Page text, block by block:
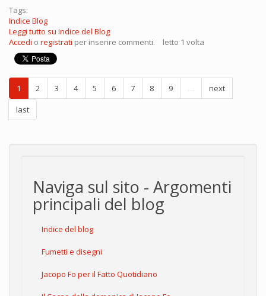
Tags:
Indice Blog
Leggi tutto su Indice del Blog
Accedi o registrati per inserire commenti. letto 1 volta
1 2 3 4 5 6 7 8 9 …
next
last
Naviga sul sito - Argomenti
principali del blog
Indice del blog
Fumetti e disegni
Jacopo Fo per il Fatto Quotidiano